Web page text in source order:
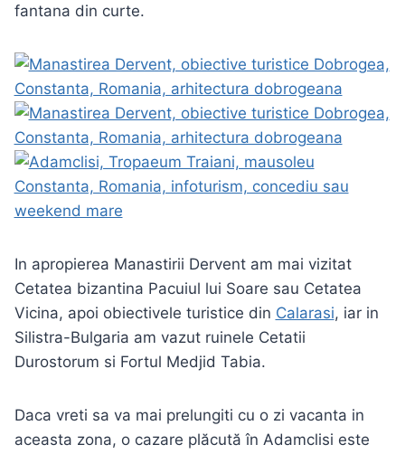
fantana din curte.
In apropierea Manastirii Dervent am mai vizitat
Cetatea bizantina Pacuiul lui Soare sau Cetatea
Vicina, apoi obiectivele turistice din Calarasi, iar in
Silistra-Bulgaria am vazut ruinele Cetatii
Durostorum si Fortul Medjid Tabia.
Daca vreti sa va mai prelungiti cu o zi vacanta in
aceasta zona, o cazare plăcută în Adamclisi este